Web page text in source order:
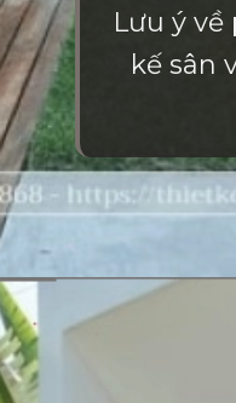
Lưu ý
kế sân
Đang mở